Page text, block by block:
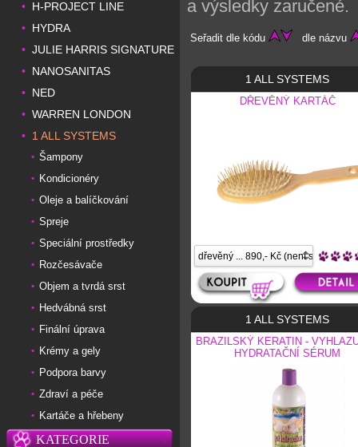
• H-PROJECT LINE
• HYDRA
• JULIE HARRIS SIGNATURE
• NANOSANITAS
• NED
• WARREN LONDON
• 1 ALL SYSTEMS
• Šampony
• Kondicionéry
• Oleje a balíčkování
• Spreje
• Speciální prostředky
• Rozčesávače
• Objem a tvrdá srst
• Hedvábná srst
• Finální úprava
• Krémy a gely
• Podpora barvy
• Zdraví a péče
• Kartáče a hřebeny
KATEGORIE
a výsledky zaručené.
Seřadit dle kódu dle názvu
1 ALL SYSTEMS
DŘEVĚNÝ KARTÁČ
1 ALL SYSTEMS
BRAZILSKÝ KERATIN -
HYDRATAČNÍ SÉRUM